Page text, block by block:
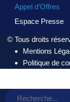
Appel d’Offres
Espace Presse
© Tous droits
Mentions
Politique de